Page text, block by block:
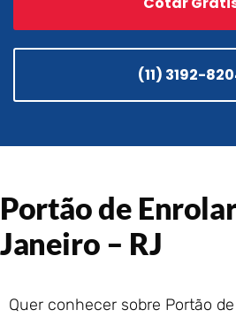
Meriti
(11) 3192-
Portão de
Janeiro – RJ
Quer conhecer sobre Portão